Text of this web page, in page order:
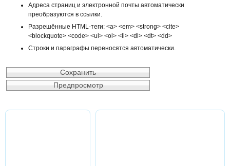
Адреса страниц и электронной почты автоматически
преобразуются в ссылки.
Разрешённые HTML-теги: <a> <em> <strong> <cite>
<blockquote> <code> <ul> <ol> <li> <dl> <dt> <dd>
Строки и параграфы переносятся автоматически.